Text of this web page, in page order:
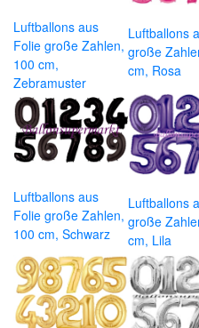
Luftballons aus
Folie große Zahlen,
100 cm,
Zebramuster
Luftballons
große
cm, Rosa
Luftballons aus
Folie große Zahlen,
100 cm, Schwarz
Luftballons
große
cm, Lila